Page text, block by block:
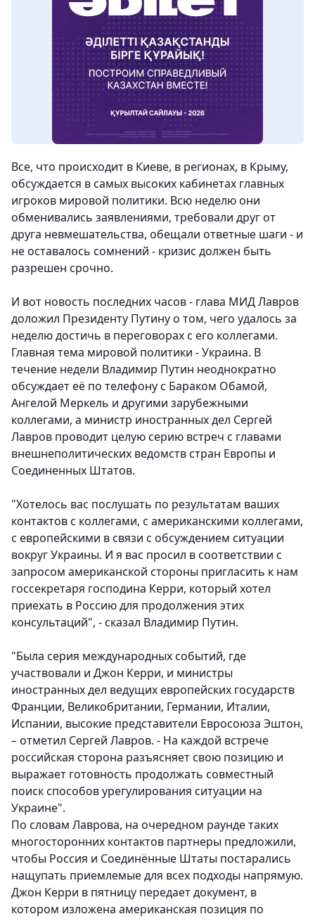
Все, что происходит в Киеве, в регионах, в Крыму,
обсуждается в самых высоких кабинетах главных
игроков мировой политики. Всю неделю они
обменивались заявлениями, требовали друг от
друга невмешательства, обещали ответные шаги - и
не оставалось сомнений - кризис должен быть
разрешен срочно.
И вот новость последних часов - глава МИД Лавров
доложил Президенту Путину о том, чего удалось за
неделю достичь в переговорах с его коллегами.
Главная тема мировой политики - Украина. В
течение недели Владимир Путин неоднократно
обсуждает её по телефону с Бараком Обамой,
Ангелой Меркель и другими зарубежными
коллегами, а министр иностранных дел Сергей
Лавров проводит целую серию встреч с главами
внешнеполитических ведомств стран Европы и
Соединенных Штатов.
"Хотелось вас послушать по результатам ваших
контактов с коллегами, с американскими коллегами,
с европейскими в связи с обсуждением ситуации
вокруг Украины. И я вас просил в соответствии с
запросом американской стороны пригласить к нам
госсекретаря господина Керри, который хотел
приехать в Россию для продолжения этих
консультаций", - сказал Владимир Путин.
"Была серия международных событий, где
участвовали и Джон Керри, и министры
иностранных дел ведущих европейских государств
Франции, Великобритании, Германии, Италии,
Испании, высокие представители Евросоюза Эштон,
– отметил Сергей Лавров. - На каждой встрече
российская сторона разъясняет свою позицию и
выражает готовность продолжать совместный
поиск способов урегулирования ситуации на
Украине".
По словам Лаврова, на очередном раунде таких
многосторонних контактов партнеры предложили,
чтобы Россия и Соединённые Штаты постарались
нащупать приемлемые для всех подходы напрямую.
Джон Керри в пятницу передает документ, в
котором изложена американская позиция по